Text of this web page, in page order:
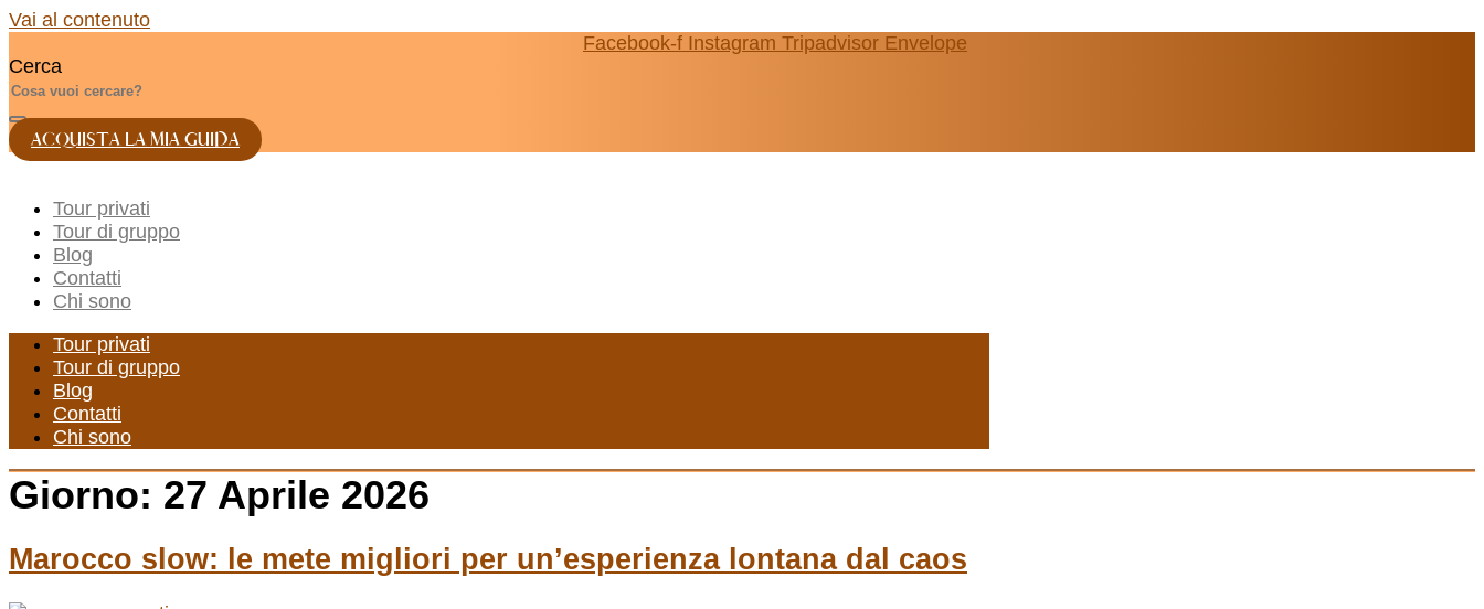
Vai al contenuto
Facebook-f Instagram Tripadvisor Envelope
Cerca
ACQUISTA LA MIA GUIDA
Tour privati
Tour di gruppo
Blog
Contatti
Chi sono
Tour privati
Tour di gruppo
Blog
Contatti
Chi sono
Giorno: 27 Aprile 2026
Marocco slow: le mete migliori per un’esperienza lontana dal caos